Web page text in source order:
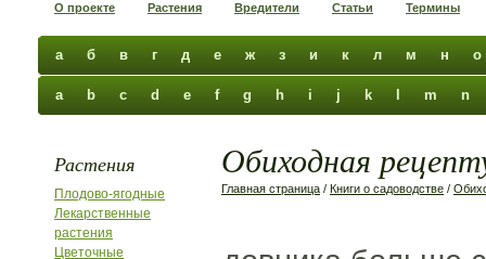
О проекте Растения Вредители Статьи Термины
а б в г д е ж з и к л м н о
a b c d e f g h i j k m n
Растения
Плодово-ягодные
Лекарственные
растения
Цветочные
Обиходная
Главная страница / Книги о садоводстве /